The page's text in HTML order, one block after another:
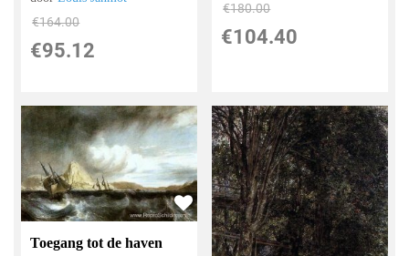
€164.00
€95.12
€180.00
€104.40
Toegang tot de haven